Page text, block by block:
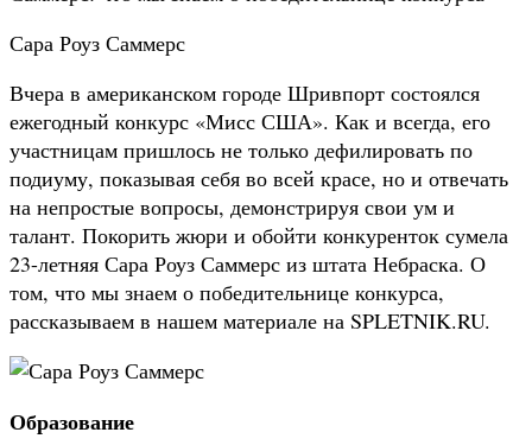
Сара Роуз Саммерс
Вчера в американском городе Шривпорт состоялся
ежегодный конкурс «Мисс США». Как и всегда, его
участницам пришлось не только дефилировать по
подиуму, показывая себя во всей красе, но и отвечать
на непростые вопросы, демонстрируя свои ум и
талант. Покорить жюри и обойти конкуренток сумела
23-летняя Сара Роуз Саммерс из штата Небраска. О
том, что мы знаем о победительнице конкурса,
рассказываем в нашем материале на SPLETNIK.RU.
Образование